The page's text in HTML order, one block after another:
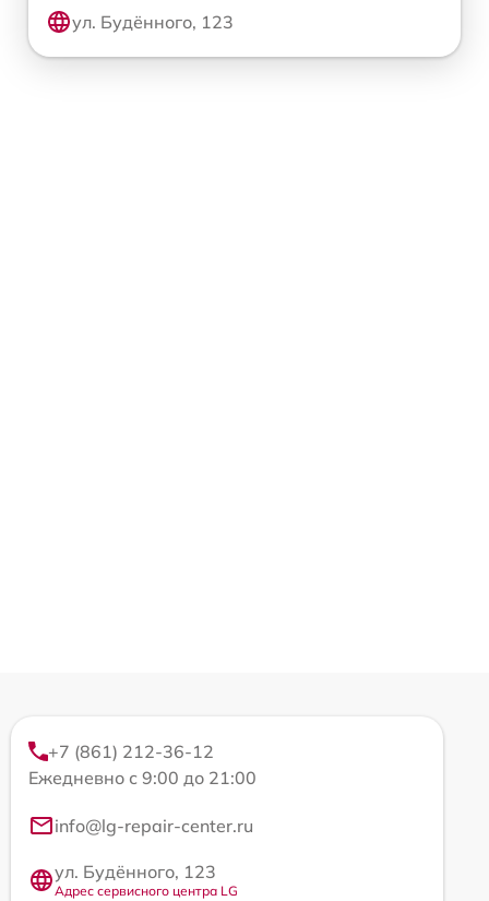
ул. Будённого, 123
+7 (861) 212-36-12
Ежедневно с 9:00 до 21:00
info@lg-repair-center.ru
ул. Будённого, 123
Адрес сервисного центра LG